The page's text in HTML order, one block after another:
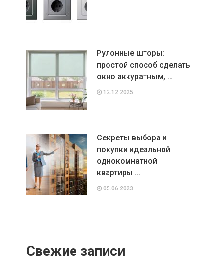
Рулонные шторы:
простой способ сделать
окно аккуратным, …
12.12.2025
Секреты выбора и
покупки идеальной
однокомнатной
квартиры …
05.06.2023
Свежие записи